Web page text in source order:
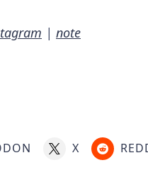
| note
X